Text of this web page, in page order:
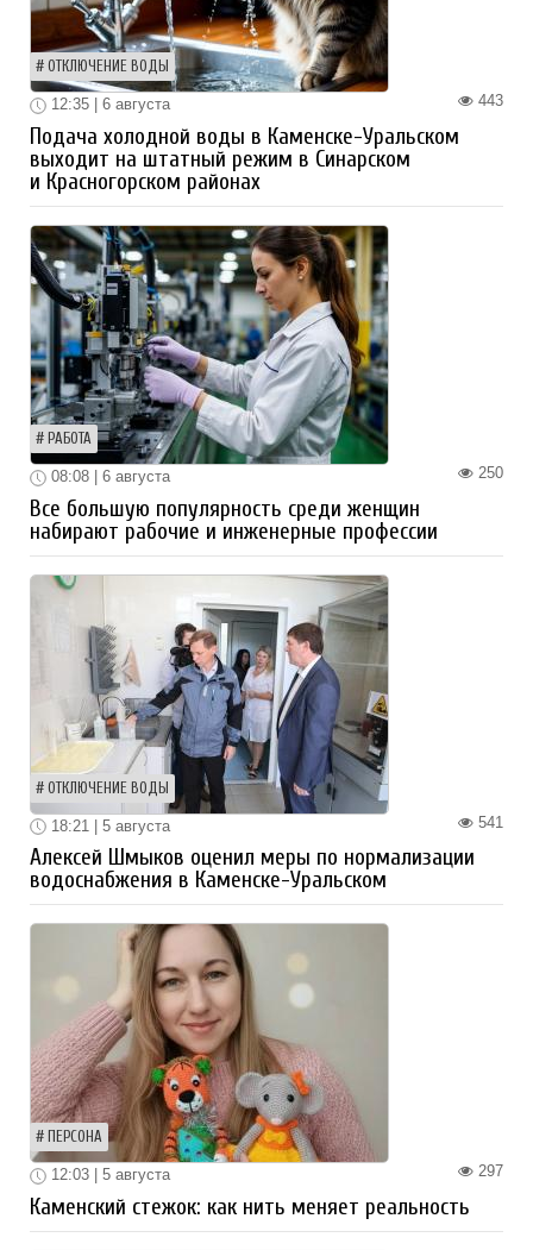
ОТКЛЮЧЕНИЕ ВОДЫ
443
12:35 | 6 августа
Подача холодной воды в Каменске-Уральском
выходит на штатный режим в Синарском
и Красногорском районах
РАБОТА
250
08:08 | 6 августа
Все большую популярность среди женщин
набирают рабочие и инженерные профессии
ОТКЛЮЧЕНИЕ ВОДЫ
541
18:21 | 5 августа
Алексей Шмыков оценил меры по нормализации
водоснабжения в Каменске-Уральском
ПЕРСОНА
297
12:03 | 5 августа
Каменский стежок: как нить меняет реальность